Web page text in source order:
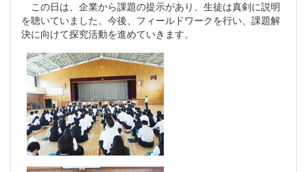
この日は、企業から課題の提示があり、生徒は真剣に説明
を聴いていました。今後、フィールドワークを行い、課題解
決に向けて探究活動を進めていきます。